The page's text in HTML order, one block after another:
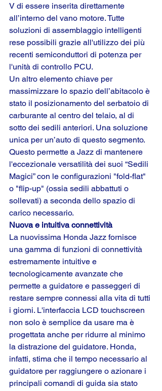
V di essere inserita direttamente
all’interno del vano motore. Tutte
soluzioni di assemblaggio intelligenti
rese possibili grazie all'utilizzo dei più
recenti semiconduttori di potenza per
l'unità di controllo PCU.
Un altro elemento chiave per
massimizzare lo spazio dell’abitacolo è
stato il posizionamento del serbatoio di
carburante al centro del telaio, al di
sotto dei sedili anteriori. Una soluzione
unica per un’auto di questo segmento.
Questo permette a Jazz di mantenere
l'eccezionale versatilità dei suoi “Sedili
Magici” con le configurazioni "fold-flat"
o "flip-up" (ossia sedili abbattuti o
sollevati) a seconda dello spazio di
carico necessario.
Nuova e intuitiva connettività
La nuovissima Honda Jazz fornisce
una gamma di funzioni di connettività
estremamente intuitive e
tecnologicamente avanzate che
permette a guidatore e passeggeri di
restare sempre connessi alla vita di tutti
i giorni. L'interfaccia LCD touchscreen
non solo è semplice da usare ma è
progettata anche per ridurre al minimo
la distrazione del guidatore. Honda,
infatti, stima che il tempo necessario al
guidatore per raggiungere o azionare i
principali comandi di guida sia stato